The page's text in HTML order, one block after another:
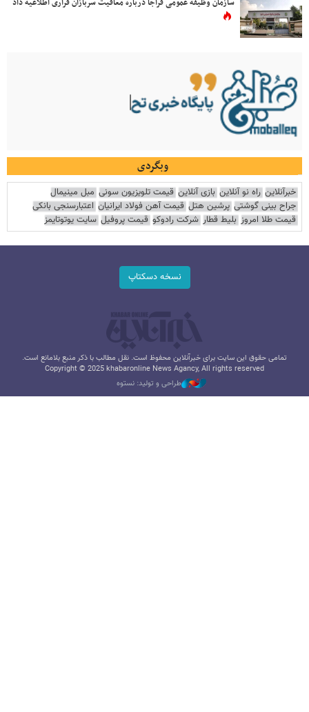
وبگردی
خبرآنلاین راه نو آنلاین بازی آنلاین قیمت تلویزیون سونی مبل مینیمال
جراح بینی گوشتی پرشین هتل قیمت آهن فولاد ایرانیان اعتبارسنجی بانکی
قیمت طلا امروز بلیط قطار شرکت رادوکو قیمت پروفیل سایت یوتوتایمز
نسخه دسکتاپ
تمامی حقوق این سایت برای خبرآنلاین محفوظ است. نقل مطالب با ذکر منبع بلامانع است.
Copyright © 2025 khabaronline News Agancy, All rights reserved
طراحی و تولید: نستوه